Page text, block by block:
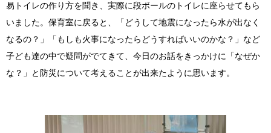
易トイレの作り方を聞き、実際に段ボールのトイレに座らせてもら
いました。保育室に戻ると、「どうして地震になったら水が出なく
なるの？」「もしも火事になったらどうすればいいのかな？」など
子ども達の中で疑問がでてきて、今日のお話をきっかけに「なぜか
な？」と防災について考えることが出来たように思います。